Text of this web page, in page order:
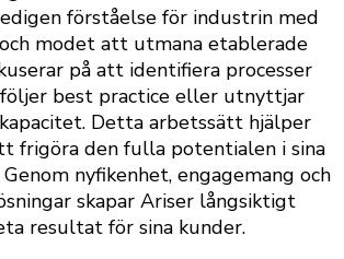
förståelse för industrin med
modet att utmana etablerade
på att identifiera processer
best practice eller utnyttjar
Detta arbetssätt hjälper
frigöra den fulla potentialen i sina
nyfikenhet, engagemang och
skapar Ariser långsiktigt
resultat för sina kunder.